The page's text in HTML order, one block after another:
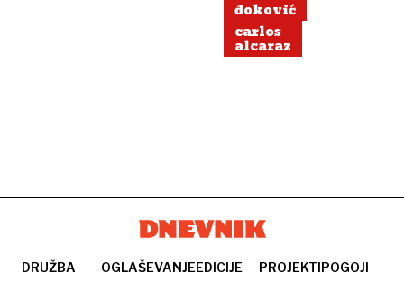
đoković
carlos
alcaraz
DRUŽBA
OGLAŠEVANJEEDICIJE
PROJEKTIPOGOJI